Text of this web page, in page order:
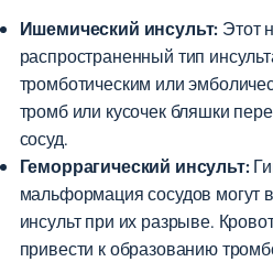
Ишемический инсульт: Этот
распространенный тип
тромботическим или
тромб или кусочек бляшки
сосуд.
Геморрагический инсульт:
мальформация сосудов могут
инсульт при их разрыве.
привести к образованию